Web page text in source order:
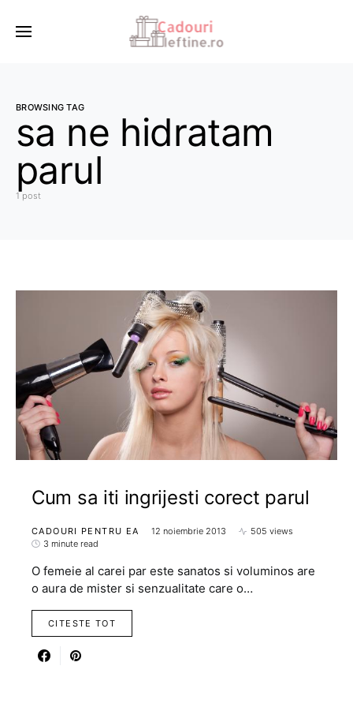
BROWSING TAG
sa ne hidratam
parul
1 post
Cum sa iti ingrijesti corect parul
CADOURI PENTRU EA 12 noiembrie 2013
505 views
3 minute read
O femeie al carei par este sanatos si voluminos are
o aura de mister si senzualitate care o…
CITESTE TOT